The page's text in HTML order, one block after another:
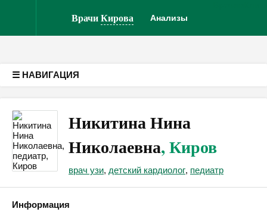
ВрачиКирова Анализы
☰ НАВИГАЦИЯ
Никитина Нина
Николаевна, Киров
врач узи, детский кардиолог, педиатр
Информация